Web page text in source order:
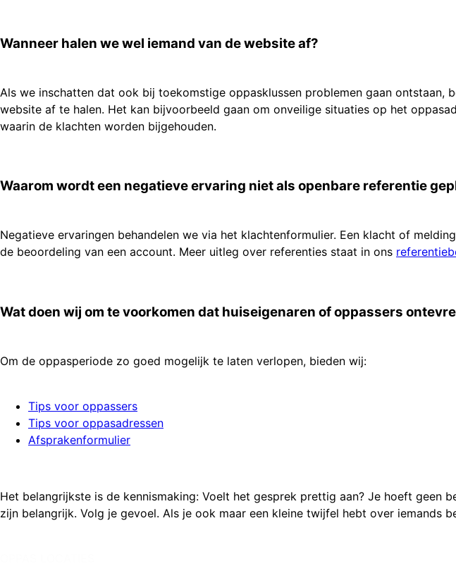
Wanneer halen we wel iemand van de website af?
Als we inschatten dat ook bij toekomstige oppasklussen problemen gaan
website af te halen. Het kan bijvoorbeeld gaan om onveilige situaties op het
waarin de klachten worden bijgehouden.
Waarom wordt een negatieve ervaring niet als openbare referentie
Negatieve ervaringen behandelen we via het klachtenformulier. Een klacht of
de beoordeling van een account. Meer uitleg over referenties staat in ons
Wat doen wij om te voorkomen dat huiseigenaren of oppassers
Om de oppasperiode zo goed mogelijk te laten verlopen, bieden wij:
Tips voor oppassers
Tips voor oppasadressen
Afsprakenformulier
Het belangrijkste is de kennismaking: Voelt het gesprek prettig aan? Je hoeft geen
zijn belangrijk. Volg je gevoel. Als je ook maar een kleine twijfel hebt over